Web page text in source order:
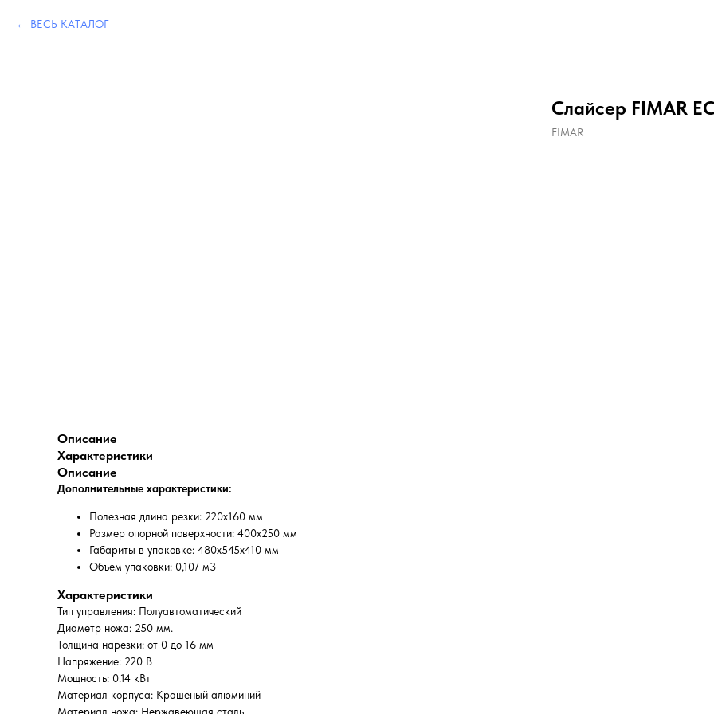
ВЕСЬ КАТАЛОГ
Слайсер FIMAR
FIMAR
Описание
Характеристики
Описание
Дополнительные характеристики:
Полезная длина резки: 220x160 мм
Размер опорной поверхности: 400x250 мм
Габариты в упаковке: 480x545x410 мм
Объем упаковки: 0,107 м3
Характеристики
Тип управления: Полуавтоматический
Диаметр ножа: 250 мм.
Толщина нарезки: от 0 до 16 мм
Напряжение: 220 В
Мощность: 0.14 кВт
Материал корпуса: Крашеный алюминий